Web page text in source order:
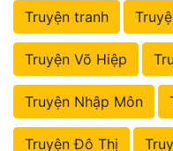
Truyện tranh
Truyện Võ Hiệp
Truyện Nhập Môn
Truyện Đô Thị